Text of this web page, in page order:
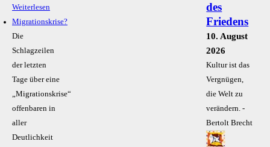
Weiterlesen
Migrationskrise?
Die
Schlagzeilen
der letzten
Tage über eine
„Migrationskrise“
offenbaren in
aller
Deutlichkeit
des
Friedens
10. August
2026
Kultur ist das
Vergnügen,
die Welt zu
verändern. -
Bertolt Brecht